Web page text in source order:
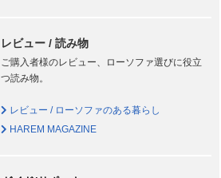
レビュー / 読み物
ご購入者様のレビュー、ローソファ選びに役立
つ読み物。
レビュー / ローソファのある暮らし
HAREM MAGAZINE